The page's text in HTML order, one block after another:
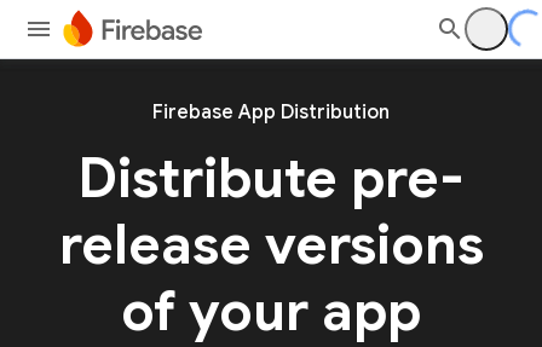
Firebase App Distribution
Distribute pre-
release versions
of your app